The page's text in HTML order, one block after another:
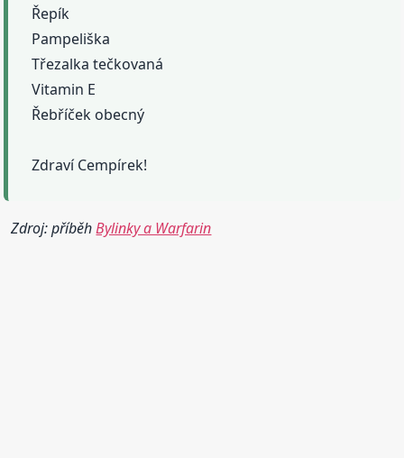
Řepík
Pampeliška
Třezalka tečkovaná
Vitamin E
Řebříček obecný
Zdraví Cempírek!
Zdroj: příběhBylinky a Warfarin